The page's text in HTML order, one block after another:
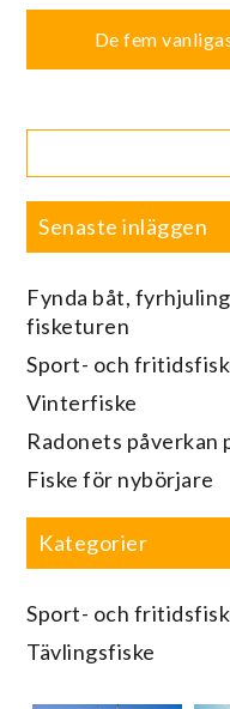
De fem
for:
Senaste inläggen
Fynda båt,
fisketuren
Sport- och
Vinterfiske
Radonets påverkan
Fiske för nybörjare
Kategorier
Sport- och
Tävlingsfiske